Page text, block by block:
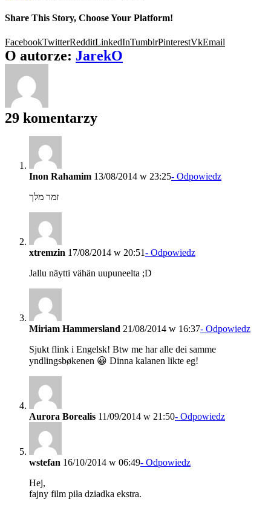
Share This Story, Choose Your Platform!
FacebookTwitterRedditLinkedInTumblrPinterestVkEmail
O autorze: JarekO
29 komentarzy
Inon Rahamim 13/08/2014 w 23:25- Odpowiedz
זמר מלך
xtremzin 17/08/2014 w 20:51- Odpowiedz
Jallu näytti vähän uupuneelta ;D
Miriam Hammersland 21/08/2014 w 16:37- Odpowiedz
Sjukt flink i Engelsk! Btw me har alle dei samme
yndlingsbøkenen 😀 Dinna kalanen likte eg!
Aurora Borealis 11/09/2014 w 21:50- Odpowiedz
wstefan 16/10/2014 w 06:49- Odpowiedz
Hej,
fajny film piła dziadka ekstra.